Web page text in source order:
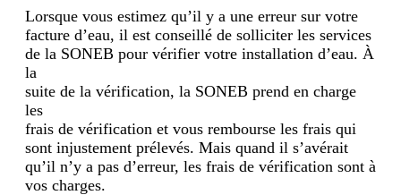
Lorsque vous estimez qu’il y a une erreur sur votre
facture d’eau, il est conseillé de solliciter les services
de la SONEB pour vérifier votre installation d’eau. À
la
suite de la vérification, la SONEB prend en charge
les
frais de vérification et vous rembourse les frais qui
sont injustement prélevés. Mais quand il s’avérait
qu’il n’y a pas d’erreur, les frais de vérification sont à
vos charges.